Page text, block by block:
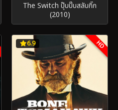
The Switch ปุ๊บปั๊บสลับกิ๊ก
(2010)
6.9 HD